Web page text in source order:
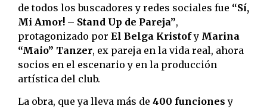
de todos los buscadores y redes sociales fue “Sí,
Mi Amor! – Stand Up de Pareja”,
protagonizado por El Belga Kristofy Marina
“Maio” Tanzer, ex pareja en la vida real, ahora
socios en el escenario y en la producción
artística del club.
La obra, que ya lleva más de 400 funciones y